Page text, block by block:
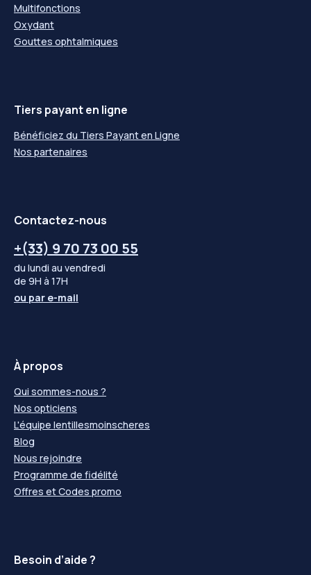
Multifonctions
Oxydant
Gouttes ophtalmiques
Tiers payant en ligne
Bénéficiez du Tiers Payant en Ligne
Nos partenaires
Contactez-nous
+(33) 9 70 73 00 55
du lundi au vendredi
de 9H à 17H
ou par e-mail
À propos
Qui sommes-nous ?
Nos opticiens
L'équipe lentillesmoinscheres
Blog
Nous rejoindre
Programme de fidélité
Offres et Codes promo
Besoin d’aide ?